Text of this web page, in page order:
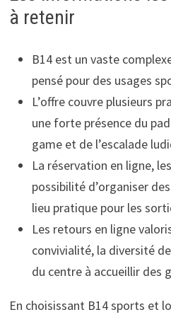
à retenir
B14 est un vaste
pensé pour des usages
L’offre couvre plusieurs
une forte présence du
game et de l’escalade
La réservation en ligne,
possibilité d’organiser
lieu pratique pour les
Les retours en ligne
convivialité, la diversité
du centre à accueillir des
En choisissant B14 sports et